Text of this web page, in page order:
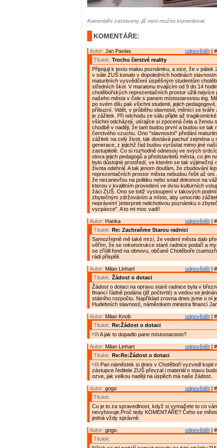
Komentáře zastaveny, již není možno komentovat.
KOMENTÁŘE:
odpovědět |
Autor: Jan Pavlas
Titulek: Trochu čerstvé reality
Připojuji k textu malou poznámku, a sice, že v pátek
v sále ZUŠ konalo v dopoledních hodinách
maturitních vysvědčení úspěšným studentům
středních škol. V maratonu trvajícím od 9 do 14
chotěbořských reprezentačních prostor užili nejvíce
našeho města v čele s panem místostarostou ing.
po svém dílu pak všichni studenti, jejich
příbuzní. Vidět, v průběhu slavnosti, měnící se tváře
je zážitek. Při odchodu ze sálu přijde až
všichni odcházejí, utírajíce si zpocená čela a ženou
chodbě v naději, že tam budou první a budou se tak
čerstvého vzuchu. Ono "slavnostní" předání
zážitek na celý život, tak dostává pachuť zejména u
generace, z jejichž řad budou vyrůstat mimo jiné
zastupitelé. Co si rozhodně odnesou ve svých
slova jejich pedagogů a představitelů města, co jim
bylo důstojné prostředí, ve kterém se tak výjimečný
života odehrál. A tak jenom doufám, že zbudování
reprezentačních prostor města nebudou řešit až oni.
že nezanevřou na politiku nebo snad dokonce na
kterou v kvalitním provedení ve dvou kulturních
žáci ZUŠ. Ono se totiž vystoupení v takových
zbytečným zdržováním a místo, aby umocnilo
neprávem! )interpreti nelichotivou poznámku o
vycpávce". A to mi moc vadí!
odpovědět |
Autor: Hanka
Titulek: Re: Zachraňme Starou radnici
Samozřejmě mě také mrzí, že vedení města dalo
věřím, že se rekonstrukce staré radnice podaří a
se zřídil fond na obnovu, občané Chotěboře
rádi přispěli.
odpovědět |
Autor: Milan Linhart
Titulek: Žádost o dotaci
Žádost o dotaci na opravu staré radnice byla v
financí řádně podána (již počtvrté) a vedou se
státního rozpočtu. Například zrovna dnes jsme o ní
Hudebních slavností, náměstkem ministra financí
odpovědět |
Autor: Milan Knob
Titulek: Re:Žádost o dotaci
A jak to dopadlo pane místostarosto?
odpovědět |
Autor: Milan Linhart
Titulek: Re:Re:Žádost o dotaci
Pan náměstek si dnes v Chotěboři vyzvedl kopii
zástupce ředitele ZUŠ převzal i materiál o stavu
ozve, jak velkou naději na úspěch má naše žádost.
odpovědět |
Autor: gogo
Titulek:
Co je to za spravedlnost, když si vymažete to co
nevyhovuje.Proč tedy KOMENTÁŘE? Čeho se
jedná vždy správně.
odpovědět |
Autor: gogo
Titulek: